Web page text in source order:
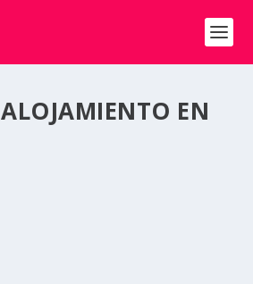
ALOJAMIENTO EN